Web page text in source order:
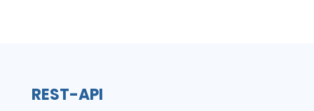
REST-API